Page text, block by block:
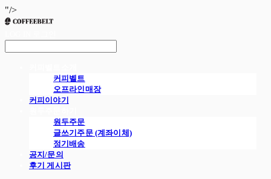
"/>
커피벨트
오프라인매장
커피이야기
원두주문
글쓰기주문 (계좌이체)
정기배송
공지/문의
후기 게시판